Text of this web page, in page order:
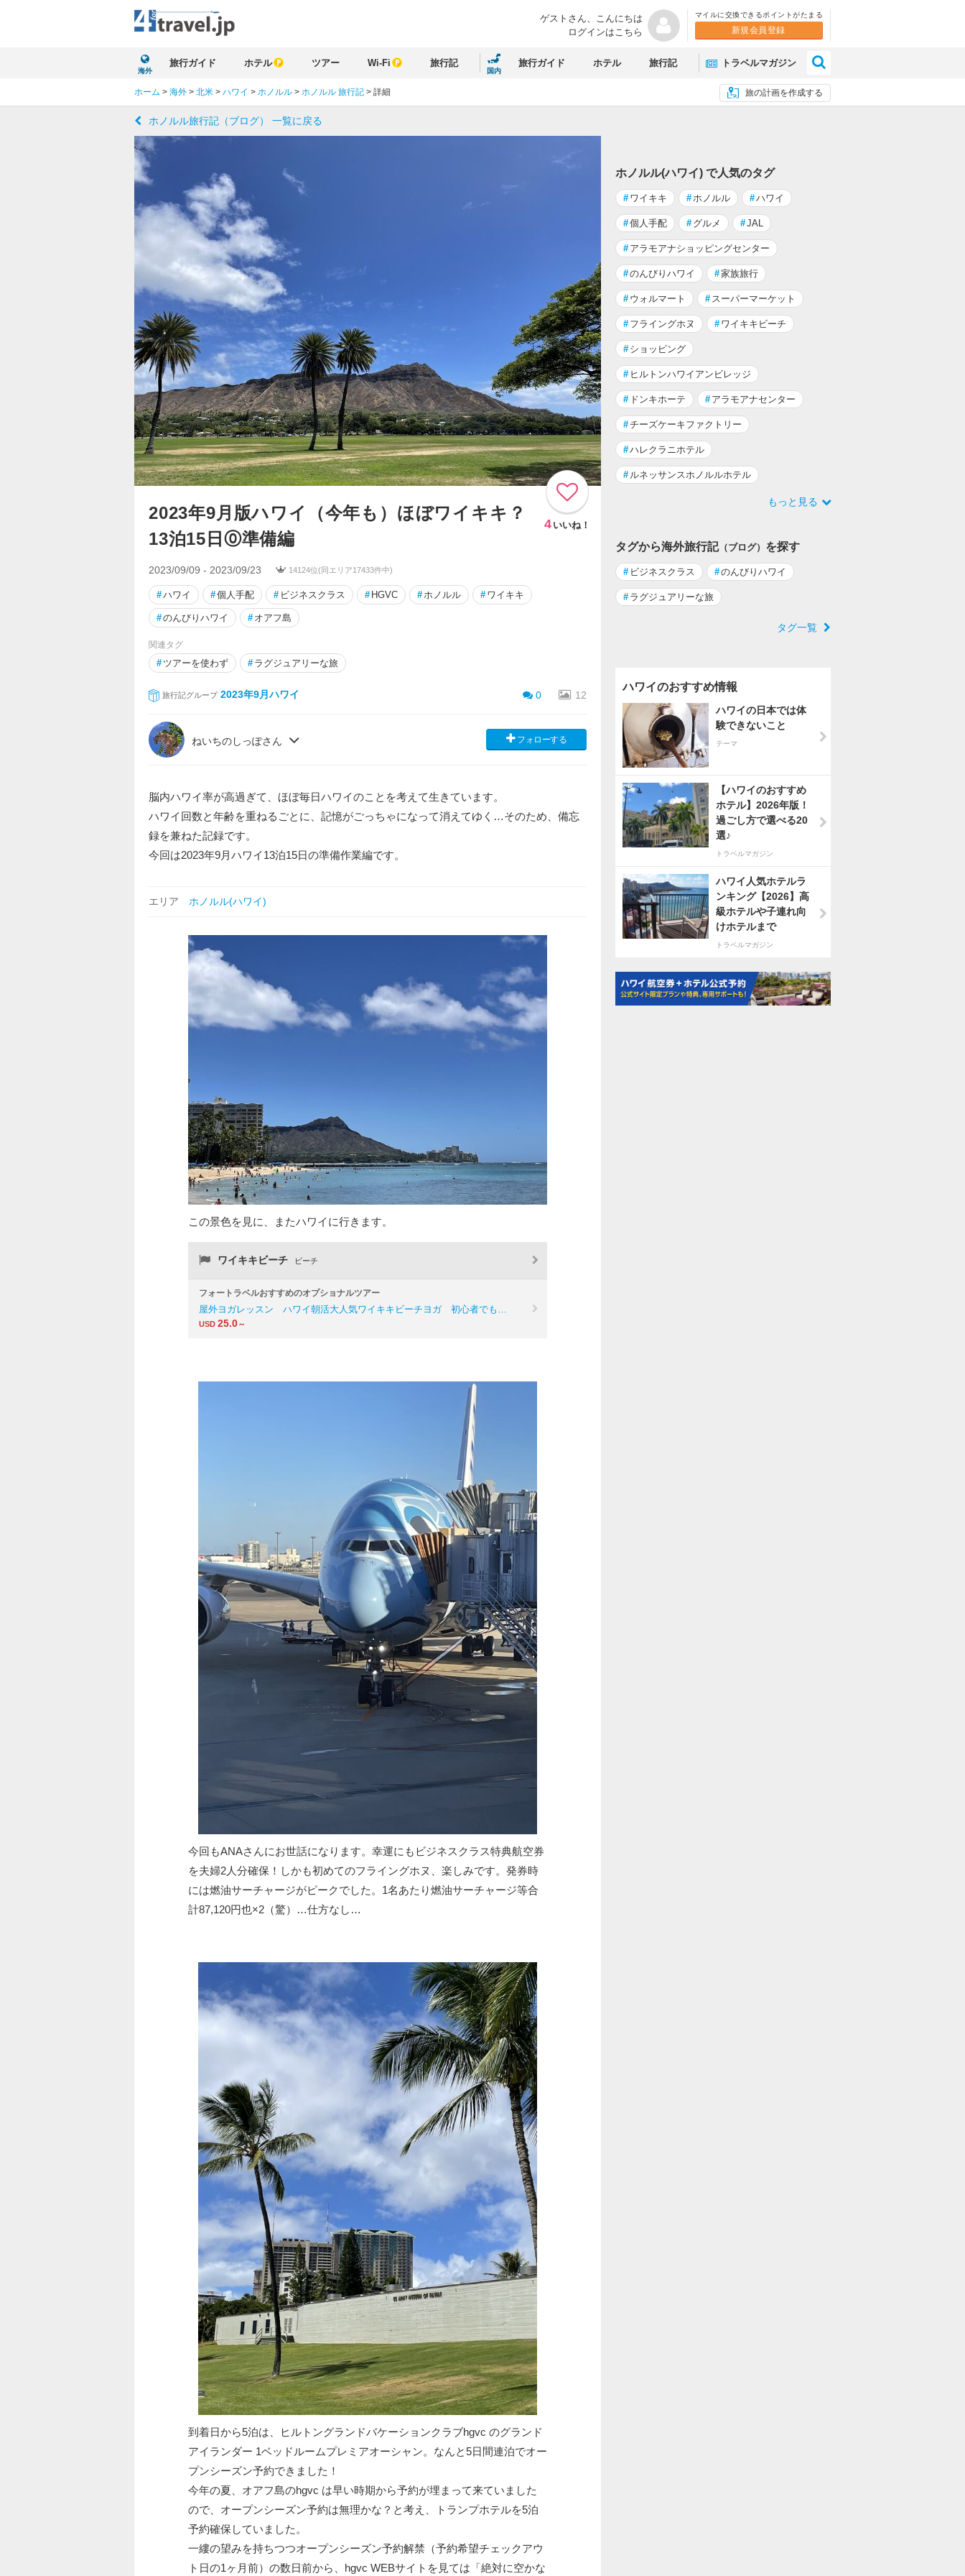
ゲストさん、 こんにちは
ログインはこちら
マイルに交換できるポイントがたまる
新規会員登録
海外
旅行ガイド ホテル ツアー Wi-Fi 旅行記
国内
旅行ガイド ホテル 旅行記 トラベルマガジン
旅の計画を作成する
ホーム > 海外 > 北米 > ハワイ > ホノルル > ホノルル 旅行記 > 詳細
ホノルル旅行記（ブログ） 一覧に戻る
2023年9月版ハワイ（今年も）ほぼワイキキ？
13泊15日⓪準備編
4 いいね！
2023/09/09 - 2023/09/23 14124位(同エリア17433件中)
#ハワイ #個人手配 # ビジネスクラス # HGVC #ホノルル # ワイキキ
#のんびりハワイ # オアフ島
関連タグ
# ツアーを使わず # ラグジュアリーな旅
旅行記グループ 2023年9月ハワイ 0 12
ねいちのしっぽさん フォローする
脳内ハワイ率が高過ぎて、ほぼ毎日ハワイのことを考えて生きています。
ハワイ回数と年齢を重ねるごとに、記憶がごっちゃになって消えてゆく…そのため、備忘
録を兼ねた記録です。
今回は2023年9月ハワイ13泊15日の準備作業編です。
エリア ホノルル(ハワイ)
この景色を見に、またハワイに行きます。
ワイキキビーチ ビーチ
フォートラベルおすすめのオプショナルツアー
屋外ヨガレッスン ハワイ朝活大人気ワイキキビーチヨガ 初心者でも…
USD 25.0～
今回もANAさんにお世話になります。幸運にもビジネスクラス特典航空券
を夫婦2人分確保！しかも初めてのフライングホヌ、楽しみです。発券時
には燃油サーチャージがピークでした。1名あたり燃油サーチャージ等合
計87,120円也×2（驚）…仕方なし…
到着日から5泊は、ヒルトングランドバケーションクラブhgvc のグランド
アイランダー 1ベッドルームプレミアオーシャン。なんと5日間連泊でオー
プンシーズン予約できました！
今年の夏、オアフ島のhgvc は早い時期から予約が埋まって来ていました
ので、オープンシーズン予約は無理かな？と考え、トランプホテルを5泊
予約確保していました。
一縷の望みを持ちつつオープンシーズン予約解禁（予約希望チェックアウ
ト日の1ヶ月前）の数日前から、hgvc WEBサイトを見ては「絶対に空かな
ホノルル(ハワイ) で人気のタグ
# ワイキキ #ホノルル #ハワイ
#個人手配 # グルメ #JAL
# アラモアナショッピングセンター
#のんびりハワイ #家族旅行
# ウォルマート # スーパーマーケット
# フライングホヌ # ワイキキビーチ
# ショッピング
# ヒルトンハワイアンビレッジ
# ドンキホーテ # アラモアナセンター
#チーズケーキファクトリー
#ハレクラニホテル
# ルネッサンスホノルルホテル
もっと見る
タグから海外旅行記（ブログ） を探す
# ビジネスクラス #のんびりハワイ
# ラグジュアリーな旅
タグ一覧
ハワイのおすすめ情報
ハワイの日本では体
験できないこと
テーマ
【ハワイのおすすめ
ホテル】2026年版！
過ごし方で選べる20
選♪
トラベルマガジン
ハワイ人気ホテルラ
ンキング【2026】高
級ホテルや子連れ向
けホテルまで
トラベルマガジン